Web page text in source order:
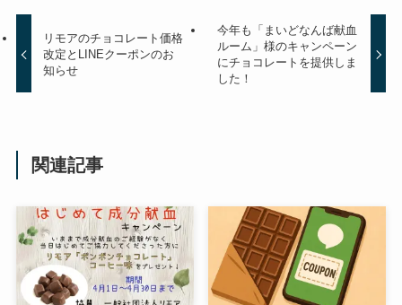
リモアのチョコレート価格
改定とLINEクーポンのお
知らせ
今年も「まいどなんば献血
ルーム」様のキャンペーン
にチョコレートを提供しま
した！
関連記事